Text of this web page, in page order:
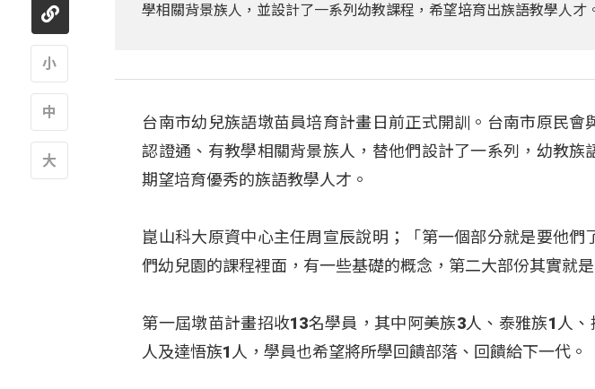
學相關背景族人，並設計了一系列幼教課程，希望培育出族語教學人才
台南市幼兒族語墩苗員培育計畫日前正式開訓。台南市原民會
認證通、有教學相關背景族人，替他們設計了一系列，幼教族
期望培育優秀的族語教學人才。
崑山科大原資中心主任周宣辰說明；「第一個部分就是要他們
們幼兒園的課程裡面，有一些基礎的概念，第二大部份其實就
第一屆墩苗計畫招收13名學員，其中阿美族3人、泰雅族1人
人及達悟族1人，學員也希望將所學回饋部落、回饋給下一代。